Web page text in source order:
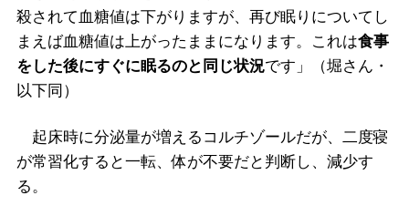
殺されて血糖値は下がりますが、再び眠りについてし
まえば血糖値は上がったままになります。これは食事
をした後にすぐに眠るのと同じ状況です」（堀さん・
以下同）
起床時に分泌量が増えるコルチゾールだが、二度寝
が常習化すると一転、体が不要だと判断し、減少す
る。